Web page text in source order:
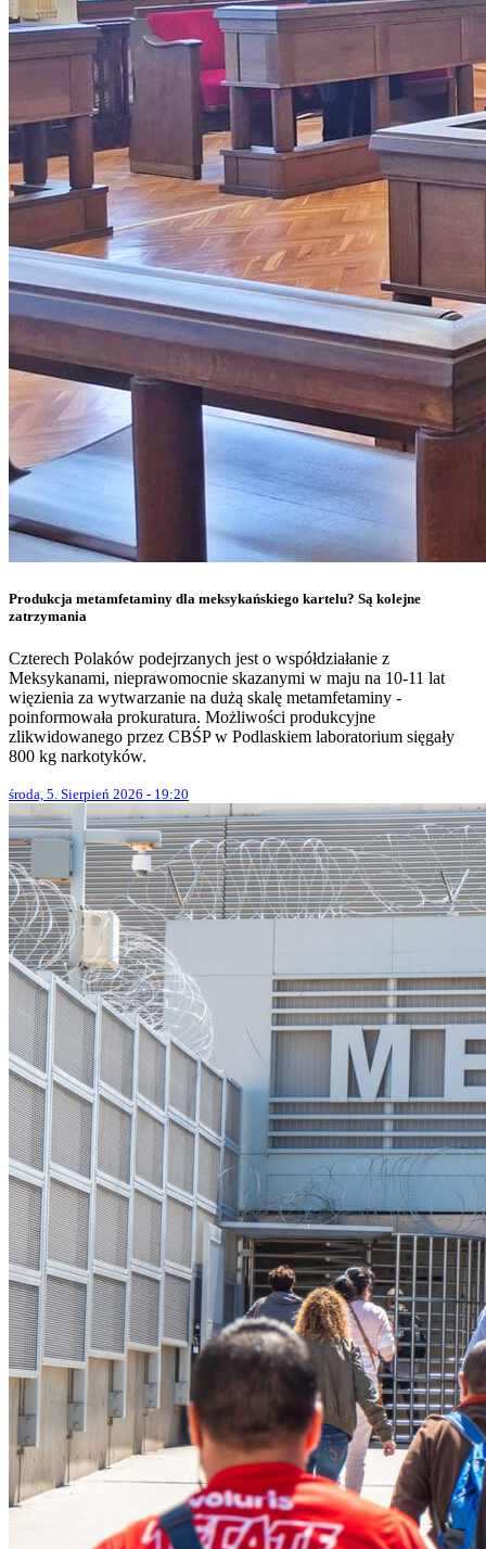
Produkcja metamfetaminy dla meksykańskiego kartelu? Są kolejne
zatrzymania
Czterech Polaków podejrzanych jest o współdziałanie z
Meksykanami, nieprawomocnie skazanymi w maju na 10-11 lat
więzienia za wytwarzanie na dużą skalę metamfetaminy -
poinformowała prokuratura. Możliwości produkcyjne
zlikwidowanego przez CBŚP w Podlaskiem laboratorium sięgały
800 kg narkotyków.
środa, 5. Sierpień 2026 - 19:20